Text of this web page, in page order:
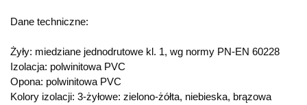
Dane techniczne:
Żyły: miedziane jednodrutowe kl. 1, wg normy PN-EN 60228
Izolacja: polwinitowa PVC
Opona: polwinitowa PVC
Kolory izolacji: 3-żyłowe: zielono-żółta, niebieska, brązowa